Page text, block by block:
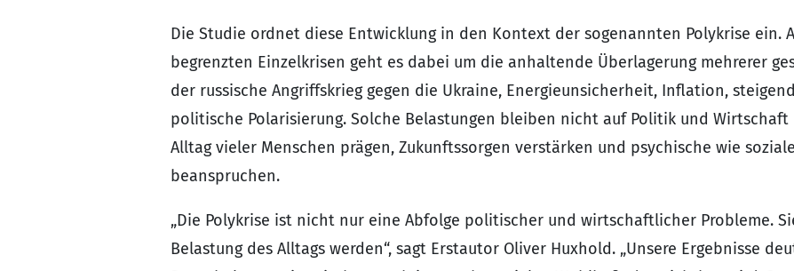
Die Studie ordnet diese Entwicklung in den Kontext der sogenannten Polykrise ein.
begrenzten Einzelkrisen geht es dabei um die anhaltende Überlagerung mehrerer
der russische Angriffskrieg gegen die Ukraine, Energieunsicherheit, Inflation,
politische Polarisierung. Solche Belastungen bleiben nicht auf Politik und Wirtschaft
Alltag vieler Menschen prägen, Zukunftssorgen verstärken und psychische wie
beanspruchen.
„Die Polykrise ist nicht nur eine Abfolge politischer und wirtschaftlicher Probleme.
Belastung des Alltags werden“, sagt Erstautor Oliver Huxhold. „Unsere Ergebnisse